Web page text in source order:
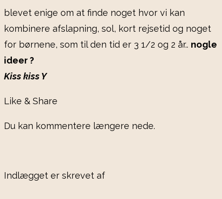
blevet enige om at finde noget hvor vi kan
kombinere afslapning, sol, kort rejsetid og noget
for børnene, som til den tid er 3 1/2 og 2 år.. nogle
ideer ?
Kiss kiss Y
Like & Share
Du kan kommentere længere nede.
Indlægget er skrevet af